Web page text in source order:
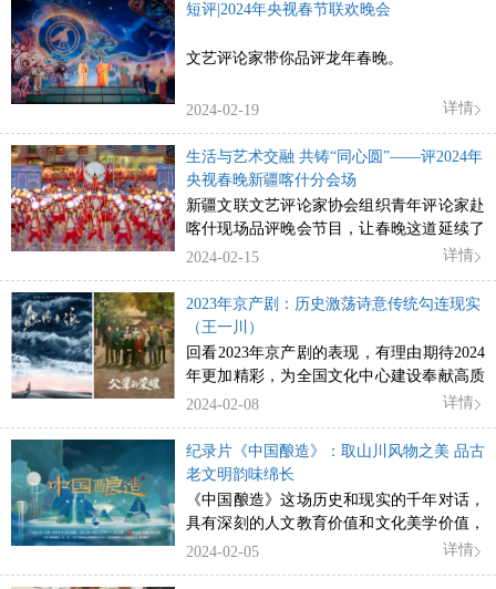
短评|2024年央视春节联欢晚会
文艺评论家带你品评龙年春晚。
2024-02-19 详情
生活与艺术交融 共铸“同心圆”——评2024年
央视春晚新疆喀什分会场
新疆文联文艺评论家协会组织青年评论家赴
喀什现场品评晚会节目，让春晚这道延续了
四十一年的中华文化“年夜饭”更有滋味、更
2024-02-15 详情
2023年京产剧：历史激荡诗意传统勾连现实
（王一川）
回看2023年京产剧的表现，有理由期待2024
年更加精彩，为全国文化中心建设奉献高质
量的电视美学新建树。
2024-02-08 详情
纪录片《中国酿造》：取山川风物之美 品古
老文明韵味绵长
《中国酿造》这场历史和现实的千年对话，
具有深刻的人文教育价值和文化美学价值，
其扎实专业视角观察总结出的世界观、哲学
2024-02-05 详情